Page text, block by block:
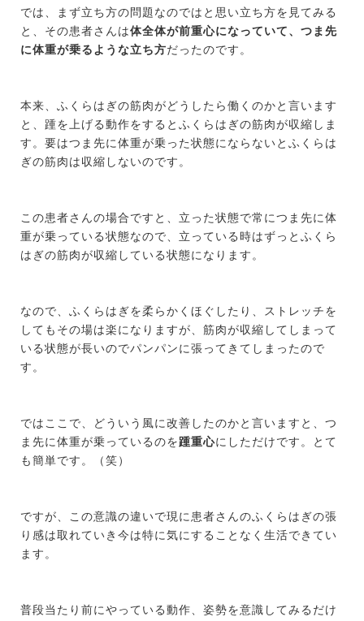
では、まず立ち方の問題なのではと思い立ち方を見てみる
と、その患者さんは体全体が前重心になっていて、つま先
に体重が乗るような立ち方だったのです。
本来、ふくらはぎの筋肉がどうしたら働くのかと言います
と、踵を上げる動作をするとふくらはぎの筋肉が収縮しま
す。要はつま先に体重が乗った状態にならないとふくらは
ぎの筋肉は収縮しないのです。
この患者さんの場合ですと、立った状態で常につま先に体
重が乗っている状態なので、立っている時はずっとふくら
はぎの筋肉が収縮している状態になります。
なので、ふくらはぎを柔らかくほぐしたり、ストレッチを
してもその場は楽になりますが、筋肉が収縮してしまって
いる状態が長いのでパンパンに張ってきてしまったので
す。
ではここで、どういう風に改善したのかと言いますと、つ
ま先に体重が乗っているのを踵重心にしただけです。とて
も簡単です。（笑）
ですが、この意識の違いで現に患者さんのふくらはぎの張
り感は取れていき今は特に気にすることなく生活できてい
ます。
普段当たり前にやっている動作、姿勢を意識してみるだけ